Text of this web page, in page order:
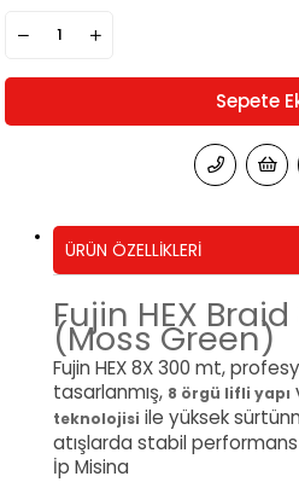
ÜRÜN ÖZELLIKLERI
Fujin HEX
(Moss Green)
Fujin HEX 8X 300 mt,
tasarlanmış, 8 örgü lifli yapı
teknolojisi ile yüksek
atışlarda stabil
İp Misina